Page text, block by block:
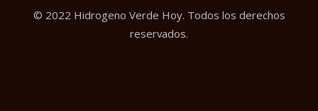
© 2022 Hidrogeno Verde Hoy. Todos los derechos
reservados.